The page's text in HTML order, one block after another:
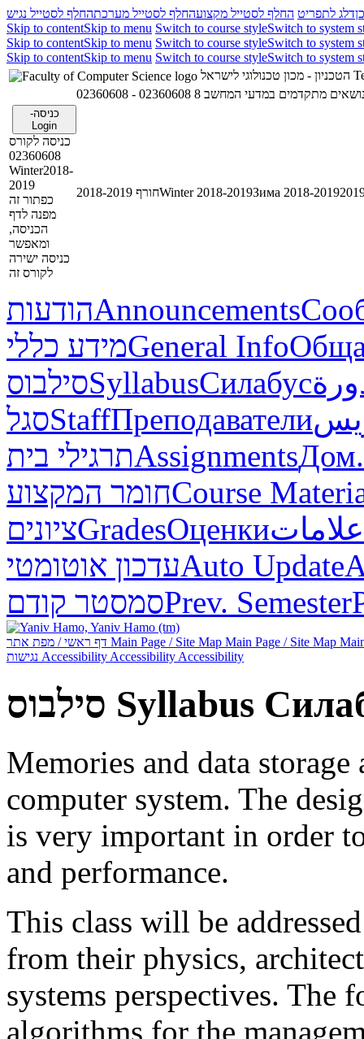
דלג לתפריט החלף לסטייל מקצועהחלף לסטייל מערכתהחלף לסטייל נגיש
Skip to contentSkip to menu Switch to course styleSwitch to system
Skip to contentSkip to menu Switch to course styleSwitch to system
Skip to contentSkip to menu Switch to course styleSwitch to system
- נושאים מתקדמים במדעי המחשב 8
כניסה-
Login
כניסה לקורס
02360608
Winter2018-
2019
כפתור זה
מפנה לדף
הכניסה,
ומאפשר
כניסה ישירה
לקורס זה
חורף 2018-2019Winter 2018-2019Зима 2018-2019
הודעותAnnouncements
מידע כלליGeneral Info
סילבוסSyllabusСилабус
סגלStaffПреподаватели
תרגילי ביתAssignmentsДом.
חומר המקצועCourse
ציוניםGradesОценкиعلامات
עדכון אוטומטיAuto Update
סמסטר קודםPrev. Semester
Main Page / Site Map Main Page / Site Map
Accessibility Accessibility Accessibility
סילבוס Syllabus
Memories and data
computer system. The
is very important in order
and performance.
This class will be
from their physics,
systems perspectives.
algorithms for the